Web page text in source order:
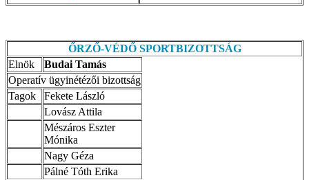
ŐRZŐ-VÉDŐ SPORTBIZOTTSÁG
Elnök
Budai Tamás
Operatív ügyinétézői bizottság
Tagok
Fekete László
Lovász Attila
Mészáros Eszter
Mónika
Nagy Géza
Pálné Tóth Erika